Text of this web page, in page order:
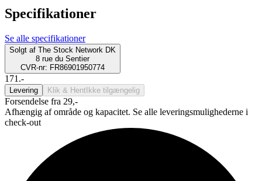
Specifikationer
Se alle specifikationer
Solgt af The Stock Network DK
8 rue du Sentier
CVR-nr: FR86901950774
171.-
Levering Klik & Hent Ikke tilgængelig
Forsendelse fra 29,-
Afhængig af område og kapacitet. Se alle leveringsmulighederne i
check-out